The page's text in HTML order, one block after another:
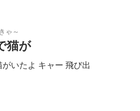
きゃ～
猫が
いたよ キャー 飛び出